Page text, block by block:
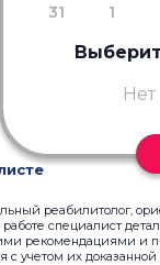
31 1
реабилитолог,
специалист
рекомендациями и
с учетом их